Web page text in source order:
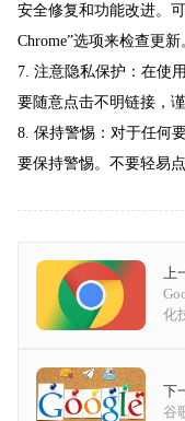
安全修复和功能改进。
Chrome”选项来检查更新
7. 注意隐私保护：在使
要随意点击不明链接，
8. 保持警惕：对于任何
要保持警惕。不要轻易
上
化
下
谷